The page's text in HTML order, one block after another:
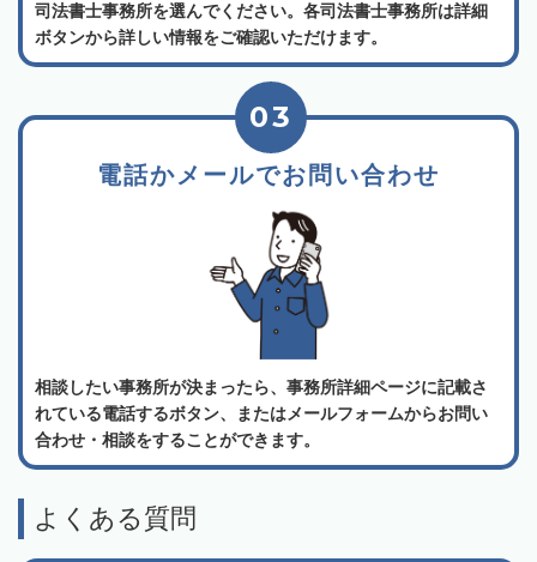
司法書士事務所を選んでください。各司法書士事務所は詳細
ボタンから詳しい情報をご確認いただけます。
電話かメールでお問い合わせ
03
相談したい事務所が決まったら、事務所詳細ページに記載さ
れている電話するボタン、またはメールフォームからお問い
合わせ・相談をすることができます。
よくある質問